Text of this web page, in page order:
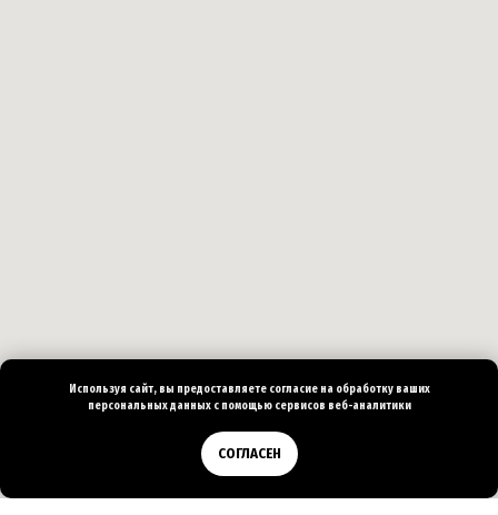
Используя сайт, вы предоставляете согласие на обработку ваших
персональныхданных с помощью сервисов веб-аналитики
СОГЛАСЕН
Позвонить